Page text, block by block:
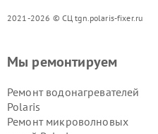
2021-2026 © СЦ tgn.polaris-fixer.ru
Мы ремонтируем
Ремонт водонагревателей
Polaris
Ремонт микроволновых